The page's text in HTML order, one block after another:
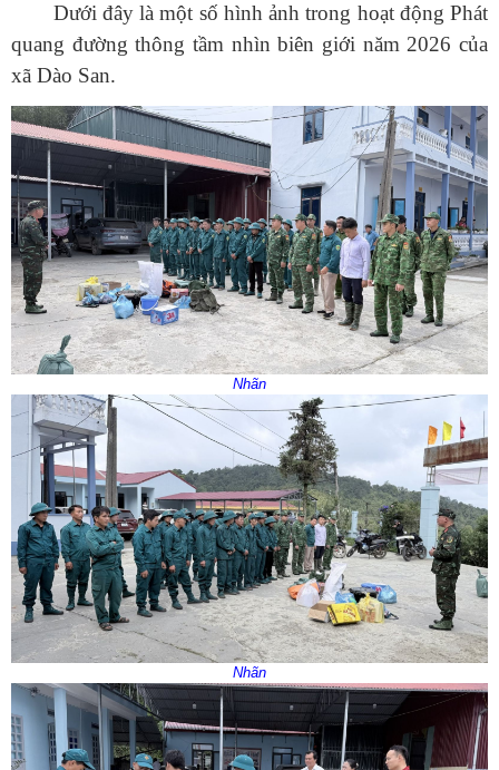
Dưới đây là một số hình ảnh trong hoạt động Phát
quang đường thông tầm nhìn biên giới năm 2026 của
xã Dào San.
Nhãn
Nhãn